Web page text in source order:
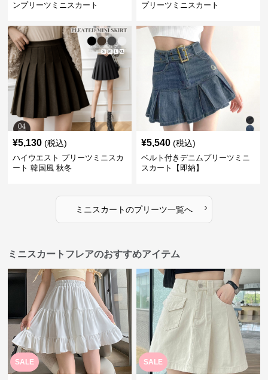
ンプリーツミニスカート
プリーツミニスカート
¥5,130 (税込)
ハイウエスト プリーツミニスカ
ート 韓国風 秋冬
¥5,540 (税込)
ベルト付きデニムプリーツミニ
スカート【即納】
ミニスカートのプリーツ一覧へ ›
ミニスカートフレアのおすすめアイテム
SALE SALE